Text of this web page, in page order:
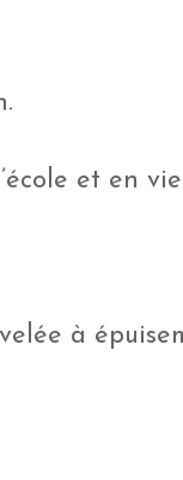
et en
à